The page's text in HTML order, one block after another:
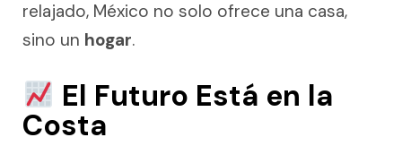
relajado, México no solo ofrece una casa,
sino un hogar.
El Futuro Está en la
Costa